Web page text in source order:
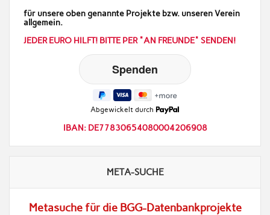
für unsere oben genannte Projekte bzw. unseren Verein
allgemein.
JEDER EURO HILFT! BITTE PER "AN FREUNDE" SENDEN!
Abgewickelt durch
IBAN: DE77830654080004206908
META-SUCHE
Metasuche für die BGG-Datenbankprojekte